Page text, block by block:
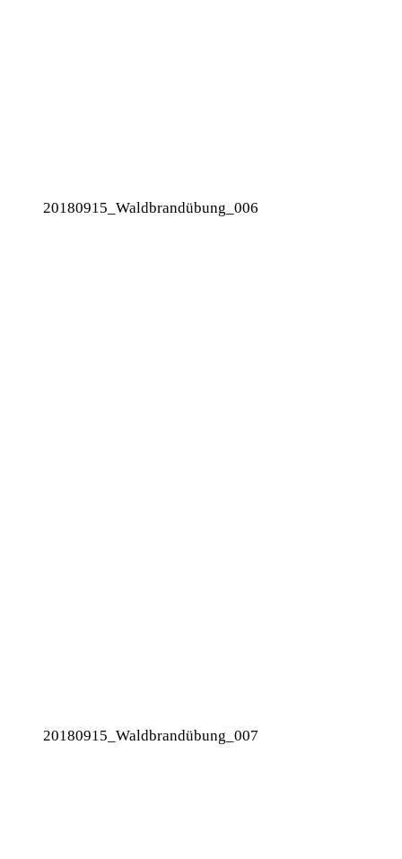
20180915_Waldbrandübung_006
20180915_Waldbrandübung_007